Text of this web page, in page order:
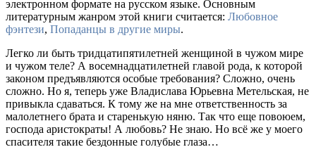
электронном формате на русском языке. Основным
литературным жанром этой книги считается: Любовное
фэнтези, Попаданцы в другие миры.
Легко ли быть тридцатипятилетней женщиной в чужом мире
и чужом теле? А восемнадцатилетней главой рода, к которой
законом предъявляются особые требования? Сложно, очень
сложно. Но я, теперь уже Владислава Юрьевна Метельская, не
привыкла сдаваться. К тому же на мне ответственность за
малолетнего брата и старенькую няню. Так что еще повоюем,
господа аристократы! А любовь? Не знаю. Но всё же у моего
спасителя такие бездонные голубые глаза…